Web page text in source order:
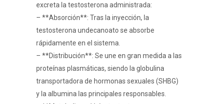
excreta la testosterona administrada:
– **Absorción**: Tras la inyección, la
testosterona undecanoato se absorbe
rápidamente en el sistema.
– **Distribución**: Se une en gran medida a las
proteínas plasmáticas, siendo la globulina
transportadora de hormonas sexuales (SHBG)
y la albumina las principales responsables.